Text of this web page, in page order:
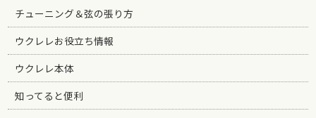
チューニング＆弦の張り方
ウクレレお役立ち情報
ウクレレ本体
知ってると便利